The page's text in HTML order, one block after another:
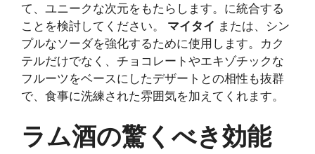
て、ユニークな次元をもたらします。に統合する
ことを検討してください。 マイタイ または、シン
プルなソーダを強化するために使用します。カク
テルだけでなく、チョコレートやエキゾチックな
フルーツをベースにしたデザートとの相性も抜群
で、食事に洗練された雰囲気を加えてくれます。
ラム酒の驚くべき効能